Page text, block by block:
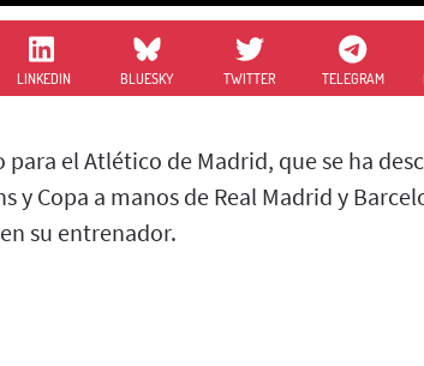
LINKEDIN BLUESKY TWITTER TELEGRAM
el Atlético de Madrid, que se ha
y Copa a manos de Real Madrid y
su entrenador.